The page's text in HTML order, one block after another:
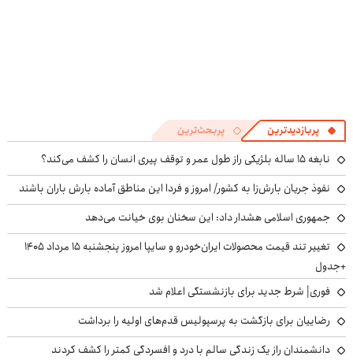
پربازدیدترین پربحث‌ترین
نابغه ۱۵ ساله بلژیکی راز طول عمر و توقف پیری انسان را کشف می‌کند؟
نفوذ جریان بارش‌زا به کشور/ امروز و فردا این مناطق آماده بارش باران باشند
جمهوری اسلامی هشدار داد: این سخنان بوی خیانت می‌دهد
تغییر تند قیمت محصولات ایران‌خودرو و سایپا امروز پنجشنبه ۱۵ مرداد ۱۴۰۵
+جدول
فوری| شرط جدید برای بازنشستگی اعلام شد
رضاییان برای بازگشت به پرسپولیس قدم‌های اولیه را برداشت
دانشمندان راز یک زندگی سالم با درد و افسردگی کمتر را کشف کردند